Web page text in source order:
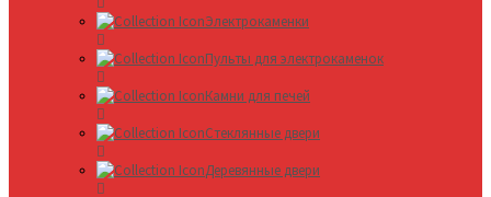
Электрокаменки
Пульты для электрокаменок
Камни для печей
Стеклянные двери
Деревянные двери